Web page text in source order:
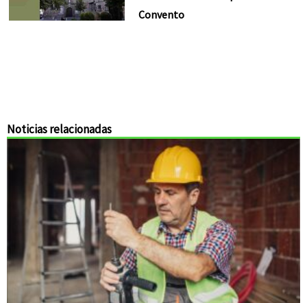
Convento
Noticias relacionadas